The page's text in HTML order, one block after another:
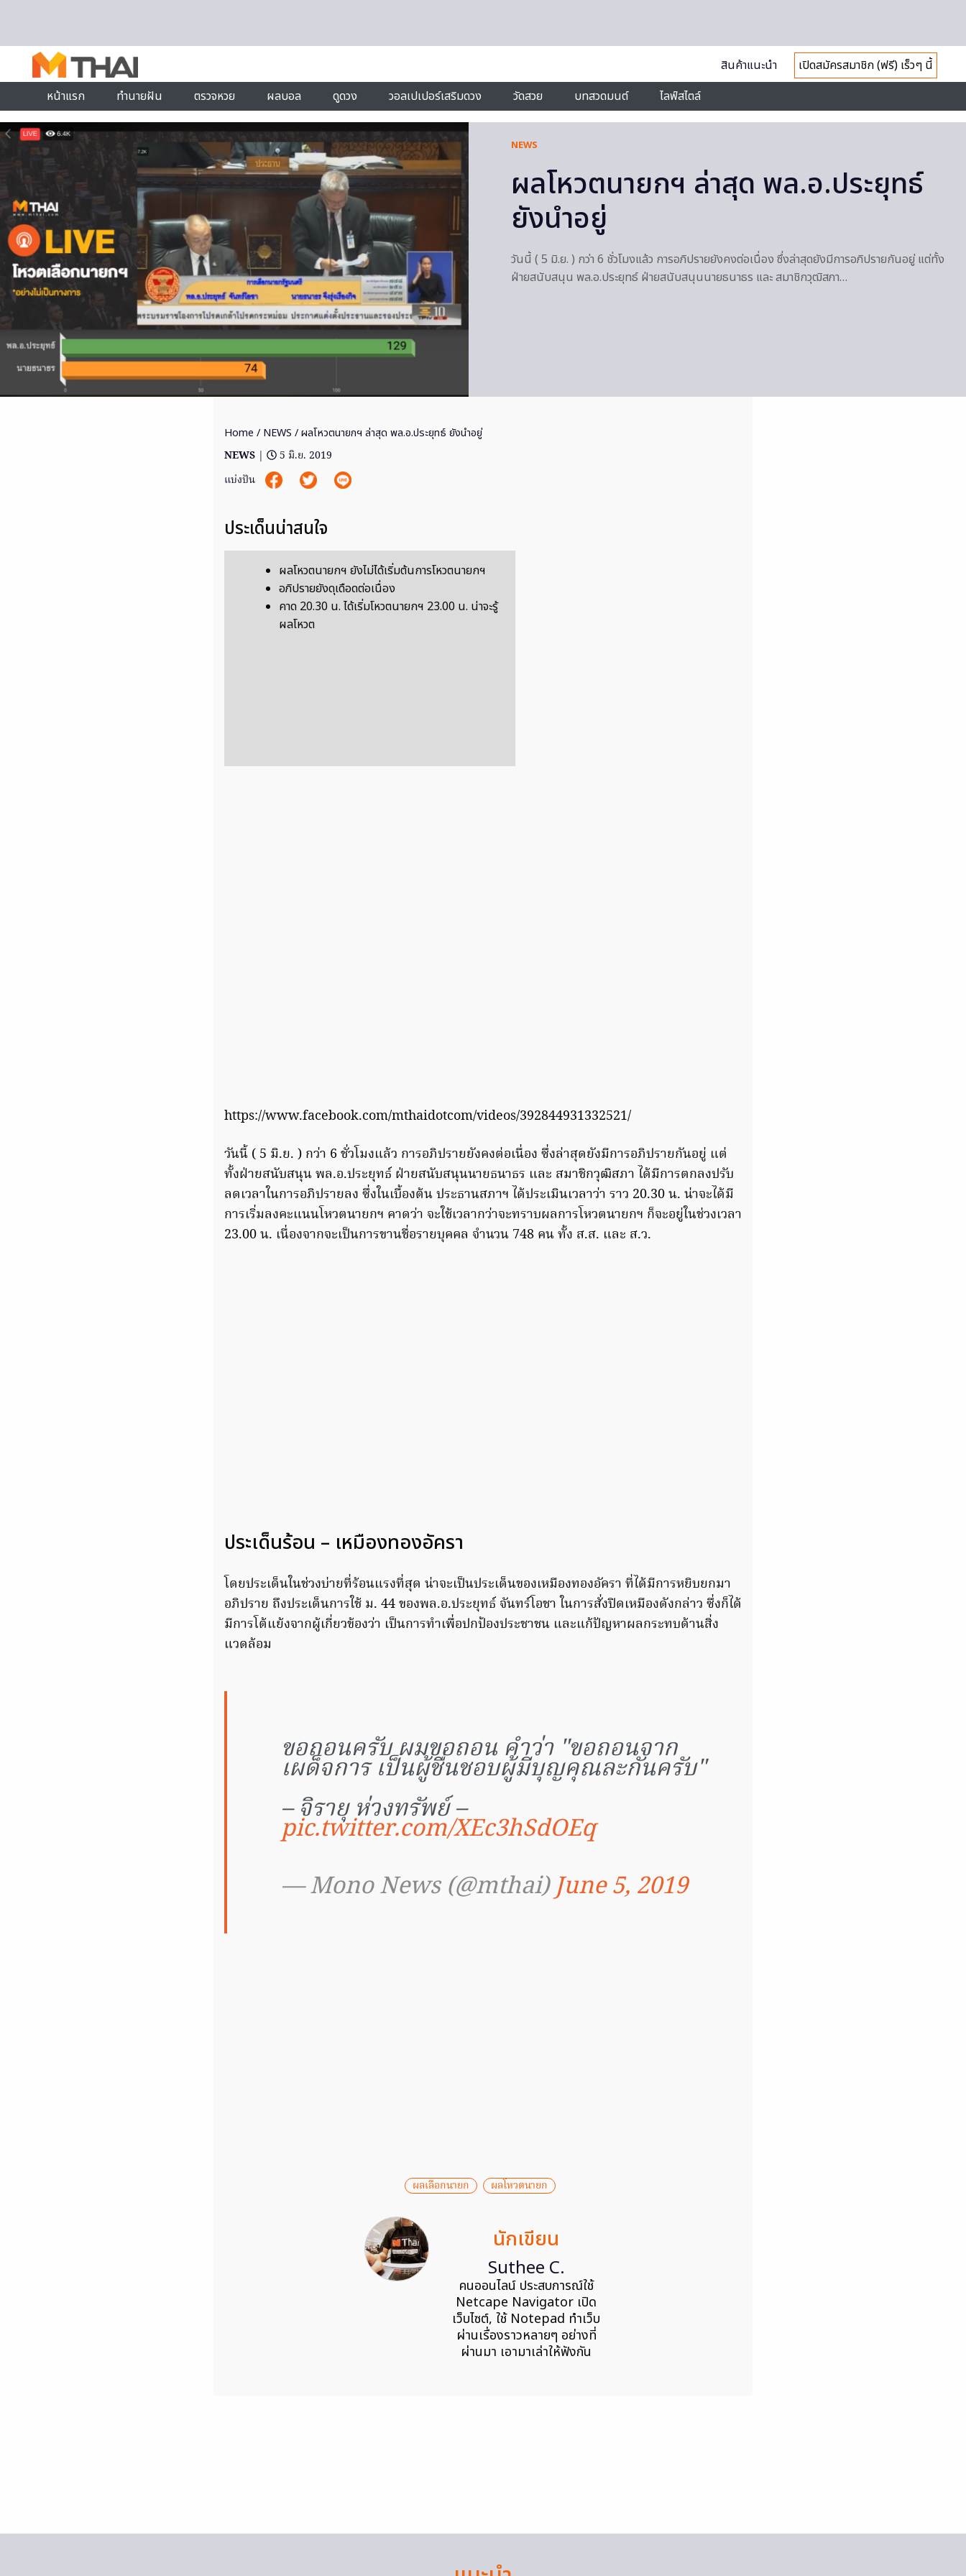
สินค้าแนะนำ
เปิดสมัครสมาชิก (ฟรี) เร็วๆ นี้
หน้าแรก
ทำนายฝัน ตรวจหวย ผลบอล ดูดวง วอลเปเปอร์เสริมดวง วัดสวย บทสวดมนต์ ไลฟ์สไตล์
NEWS
ผลโหวตนายกฯ ล่าสุด พล.อ.ประยุทธ์
ยังนำอยู่
วันนี้ ( 5 มิ.ย. ) กว่า 6 ชั่วโมงแล้ว การอภิปรายยังคงต่อเนื่อง ซึ่งล่าสุดยังมีการอภิปรายกันอยู่ แต่ทั้ง
ฝ่ายสนับสนุน พล.อ.ประยุทธ์ ฝ่ายสนับสนุนนายธนาธร และ สมาชิกวุฒิสภา…
Home / NEWS / ผลโหวตนายกฯ ล่าสุด พล.อ.ประยุทธ์ ยังนำอยู่
NEWS |
5 มิ.ย. 2019
แบ่งปัน
ประเด็นน่าสนใจ
ผลโหวตนายกฯ ยังไม่ได้เริ่มต้นการโหวตนายกฯ
อภิปรายยังดุเดือดต่อเนื่อง
คาด 20.30 น. ได้เริ่มโหวตนายกฯ 23.00 น. น่าจะรู้
ผลโหวต
https://www.facebook.com/mthaidotcom/videos/392844931332521/
วันนี้ ( 5 มิ.ย. ) กว่า 6 ชั่วโมงแล้ว การอภิปรายยังคงต่อเนื่อง ซึ่งล่าสุดยังมีการอภิปรายกันอยู่ แต่
ทั้งฝ่ายสนับสนุน พล.อ.ประยุทธ์ ฝ่ายสนับสนุนนายธนาธร และ สมาชิกวุฒิสภา ได้มีการตกลงปรับ
ลดเวลาในการอภิปรายลง ซึ่งในเบื้องต้น ประธานสภาฯ ได้ประเมินเวลาว่า ราว 20.30 น. น่าจะได้มี
การเริ่มลงคะแนนโหวตนายกฯ คาดว่า จะใช้เวลากว่าจะทราบผลการโหวตนายกฯ ก็จะอยู่ในช่วงเวลา
23.00 น. เนื่องจากจะเป็นการขานชื่อรายบุคคล จำนวน 748 คน ทั้ง ส.ส. และ ส.ว.
ประเด็นร้อน – เหมืองทองอัครา
โดยประเด็นในช่วงบ่ายที่ร้อนแรงที่สุด น่าจะเป็นประเด็นของเหมืองทองอัครา ที่ได้มีการหยิบยกมา
อภิปราย ถึงประเด็นการใช้ ม. 44 ของพล.อ.ประยุทธ์ จันทร์โอชา ในการสั่งปิดเหมืองดังกล่าว ซึ่งก็ได้
มีการโต้แย้งจากผู้เกี่ยวข้องว่า เป็นการทำเพื่อปกป้องประชาชน และแก้ปัญหาผลกระทบด้านสิ่ง
แวดล้อม
ขอถอนครับ ผมขอถอน คำว่า "ขอถอนจาก
เผด็จการ เป็นผู้ชื่นชอบผู้มีบุญคุณละกันครับ"
– จิรายุ ห่วงทรัพย์ –
pic.twitter.com/XEc3hSdOEq
— Mono News (@mthai)June 5, 2019
ผลเลือกนายก ผลโหวตนายก
นักเขียน
Suthee C.
คนออนไลน์ ประสบการณ์ใช้
Netcape Navigator เปิด
เว็บไซต์, ใช้ Notepad ทำเว็บ
ผ่านเรื่องราวหลายๆ อย่างที่
ผ่านมา เอามาเล่าให้ฟังกัน